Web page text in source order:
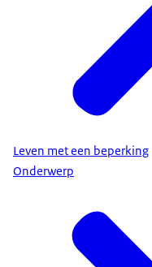
Leven met een beperking
Onderwerp